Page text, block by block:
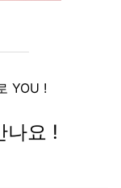
YOU !
요 !